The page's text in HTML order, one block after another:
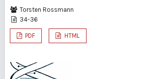
Torsten Rossmann
34-36
PDF HTML